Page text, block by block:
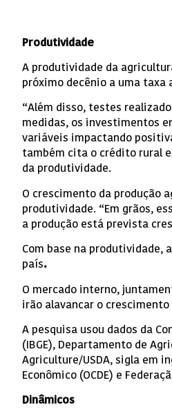
Produtividade
A produtividade da
próximo decênio a uma taxa
“Além disso, testes
medidas, os investimentos
variáveis impactando
também cita o crédito rural
da produtividade.
O crescimento da produção
produtividade. “Em grãos,
a produção está prevista
Com base na produtividade,
país.
O mercado interno,
irão alavancar o crescimento
A pesquisa usou dados da
(IBGE), Departamento de
Agriculture/USDA, sigla em
Econômico (OCDE) e
Dinâmicos